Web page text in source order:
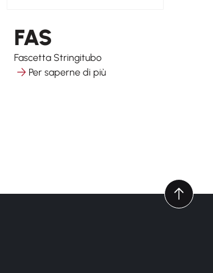
FAS
Fascetta Stringitubo
Per saperne di più